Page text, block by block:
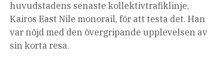
huvudstadens senaste kollektivtrafiklinje,
Kairos East Nile monorail, för att testa det. Han
var nöjd med den övergripande upplevelsen av
sin korta resa.